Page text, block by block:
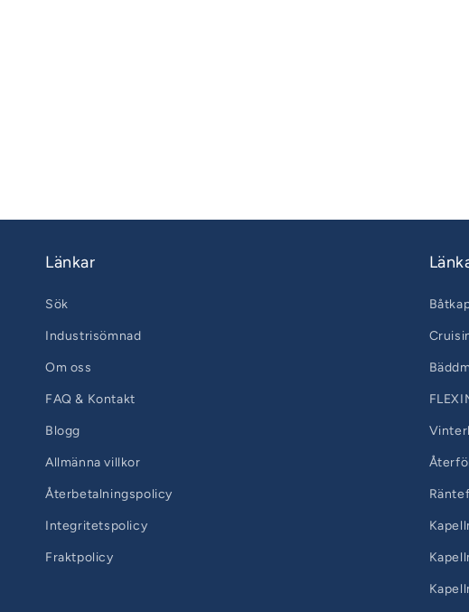
Länkar
Sök
Industrisömnad
Om oss
FAQ & Kontakt
Blogg
Allmänna villkor
Återbetalningspolicy
Integritetspolicy
Fraktpolicy